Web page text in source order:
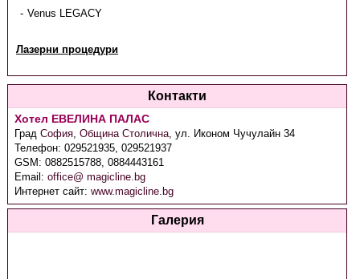
Venus LEGACY
Лазерни процедури
Контакти
Хотел ЕВЕЛИНА ПАЛАС
ГрадСофия,Община Столична,ул. Иконом Чучулайн 34
Телефон:029521935, 029521937
GSM:0882515788, 0884443161
Email:office@ magicline.bg
Интернет сайт:www.magicline.bg
Галерия